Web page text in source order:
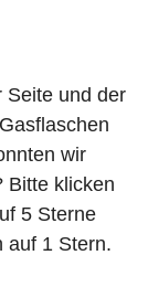
Seite und der
wir
Bitte klicken
5 Sterne
auf 1 Stern.